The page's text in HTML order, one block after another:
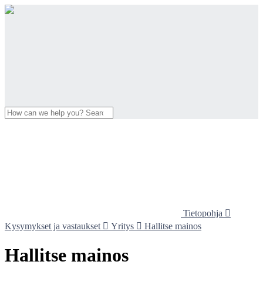
Tietopohja 
Kysymykset ja vastaukset  Yritys  Hallitse mainos
Hallitse mainos